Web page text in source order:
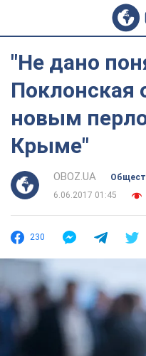
"Не дано
Поклонская
новым
Крыме"
OBOZ.UA
6.06.2017 01:45
230